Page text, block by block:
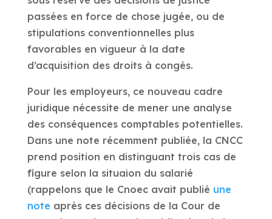
passées en force de chose jugée, ou de
stipulations conventionnelles plus
favorables en vigueur à la date
d’acquisition des droits à congés.
Pour les employeurs, ce nouveau cadre
juridique nécessite de mener une analyse
des conséquences comptables potentielles.
Dans une note récemment publiée, la CNCC
prend position en distinguant trois cas de
figure selon la situaion du salarié
(rappelons que le Cnoec avait publié une
note après ces décisions de la Cour de